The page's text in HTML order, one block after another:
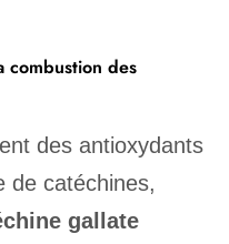
combustion des
des antioxydants
de catéchines,
gallate